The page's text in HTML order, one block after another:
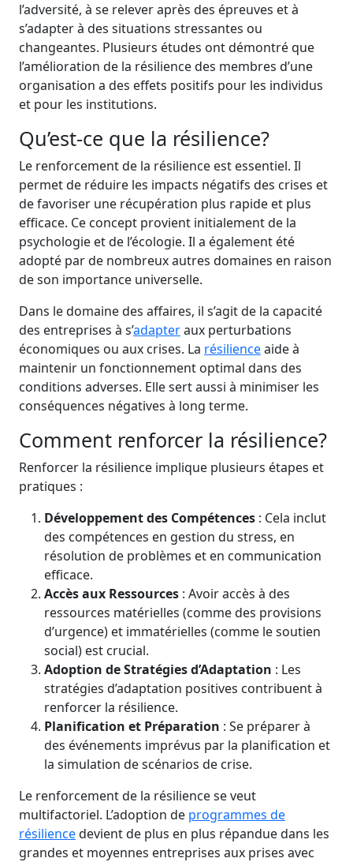
l’adversité, à se relever après des épreuves et à
s’adapter à des situations stressantes ou
changeantes. Plusieurs études ont démontré que
l’amélioration de la résilience des membres d’une
organisation a des effets positifs pour les individus
et pour les institutions.
Qu’est-ce que la résilience?
Le renforcement de la résilience est essentiel. Il
permet de réduire les impacts négatifs des crises et
de favoriser une récupération plus rapide et plus
efficace. Ce concept provient initialement de la
psychologie et de l’écologie. Il a également été
adopté par de nombreux autres domaines en raison
de son importance universelle.
Dans le domaine des affaires, il s’agit de la capacité
des entreprises à s’adapteraux perturbations
économiques ou aux crises. La résilienceaide à
maintenir un fonctionnement optimal dans des
conditions adverses. Elle sert aussi à minimiser les
conséquences négatives à long terme.
Comment renforcer la résilience?
Renforcer la résilience implique plusieurs étapes et
pratiques :
Développement des Compétences : Cela inclut
des compétences en gestion du stress, en
résolution de problèmes et en communication
efficace.
Accès aux Ressources : Avoir accès à des
ressources matérielles (comme des provisions
d’urgence) et immatérielles (comme le soutien
social) est crucial.
Adoption de Stratégies d’Adaptation : Les
stratégies d’adaptation positives contribuent à
renforcer la résilience.
Planification et Préparation : Se préparer à
des événements imprévus par la planification et
la simulation de scénarios de crise.
Le renforcement de la résilience se veut
multifactoriel. L’adoption de programmes de
résiliencedevient de plus en plus répandue dans les
grandes et moyennes entreprises aux prises avec